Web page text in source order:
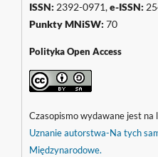
ISSN: 2392-0971,e-ISSN:
PunktyMNiSW: 70
Polityka Open Access
Czasopismo wydawane jest na
Uznanie autorstwa-Na tych
Międzynarodowe.